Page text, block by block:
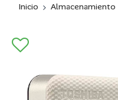
Inicio Almacenamiento